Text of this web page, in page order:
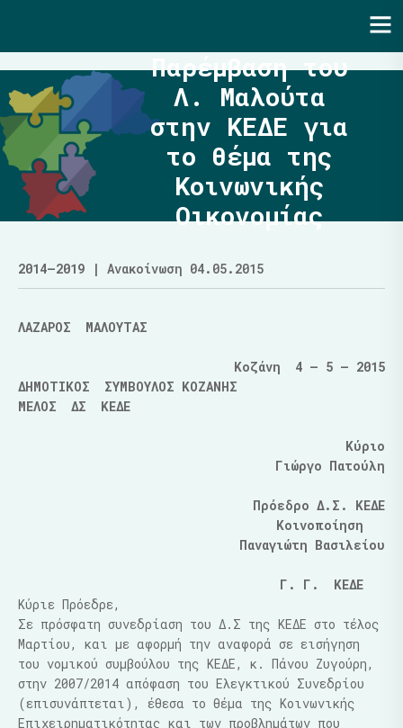
Παρέμβαση του
Λ. Μαλούτα
στην ΚΕΔΕ για
το θέμα της
Κοινωνικής
Οικονομίας
2014–2019 | Ανακοίνωση 04.05.2015
ΛΑΖΑΡΟΣ ΜΑΛΟΥΤΑΣ
Κοζάνη 4 – 5 – 2015
ΔΗΜΟΤΙΚΟΣ ΣΥΜΒΟΥΛΟΣ ΚΟΖΑΝΗΣ
ΜΕΛΟΣ ΔΣ ΚΕΔΕ
Κύριο
Γιώργο Πατούλη
Πρόεδρο Δ.Σ. ΚΕΔΕ
Κοινοποίηση
Παναγιώτη Βασιλείου
Γ. Γ. ΚΕΔΕ
Κύριε Πρόεδρε,
Σε πρόσφατη συνεδρίαση του Δ.Σ της ΚΕΔΕ στο τέλος
Μαρτίου, και με αφορμή την αναφορά σε εισήγηση
του νομικού συμβούλου της ΚΕΔΕ, κ. Πάνου Ζυγούρη,
στην 2007/2014 απόφαση του Ελεγκτικού Συνεδρίου
(επισυνάπτεται), έθεσα το θέμα της Κοινωνικής
Επιχειρηματικότητας και των προβλημάτων που